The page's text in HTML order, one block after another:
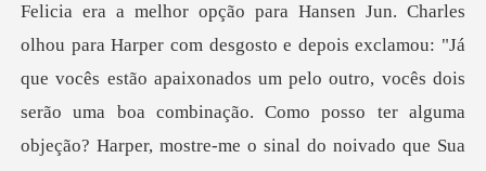
Felicia era a melhor opção para Hansen Jun. Charles
olhou para Harper com desgosto e depois exclamou: "Já
que vocês estão apaixonados um pelo outr